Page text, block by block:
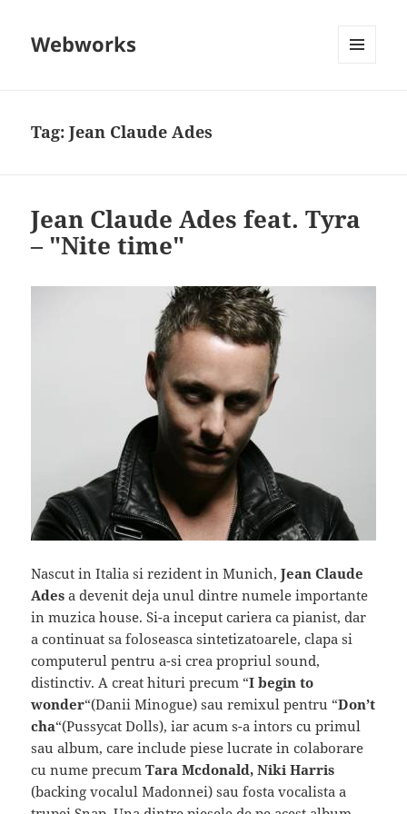
Webworks
Tag:Jean Claude Ades
Jean Claude Ades feat. Tyra
– "Nite time"
Nascut in Italia si rezident in Munich,Jean Claude
Ades a devenit deja unul dintre numele importante
in muzica house. Si-a inceput cariera ca pianist, dar
a continuat sa foloseasca sintetizatoarele, clapa si
computerul pentru a-si crea propriul sound,
distinctiv. A creat hituri precum “I begin to
wonder“(Danii Minogue) sau remixul pentru “Don’t
cha“(Pussycat Dolls), iar acum s-a intors cu primul
sau album, care include piese lucrate in colaborare
cu nume precumTara Mcdonald, Niki Harris
(backing vocalul Madonnei) sau fosta vocalista a